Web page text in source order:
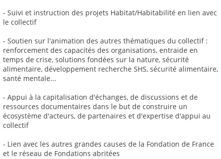
- Suivi et instruction des projets Habitat/Habitabilité en lien avec
le collectif
- Soutien sur l'animation des autres thématiques du collectif :
renforcement des capacités des organisations, entraide en
temps de crise, solutions fondées sur la nature, sécurité
alimentaire, développement recherche SHS, sécurité alimentaire,
santé mentale...
- Appui à la capitalisation d'échanges, de discussions et de
ressources documentaires dans le but de construire un
écosystème d'acteurs, de partenaires et d'expertise d'appui au
collectif
- Lien avec les autres grandes causes de la Fondation de France
et le réseau de Fondations abritées